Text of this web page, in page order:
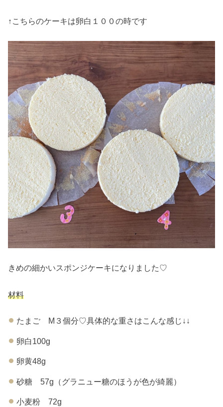
↑こちらのケーキは卵白１００の時です
きめの細かいスポンジケーキになりました♡
材料
たまご M３個分♡具体的な重さはこんな感じ↓↓
卵白100g
卵黄48g
砂糖 57g（グラニュー糖のほうが色が綺麗）
小麦粉 72g